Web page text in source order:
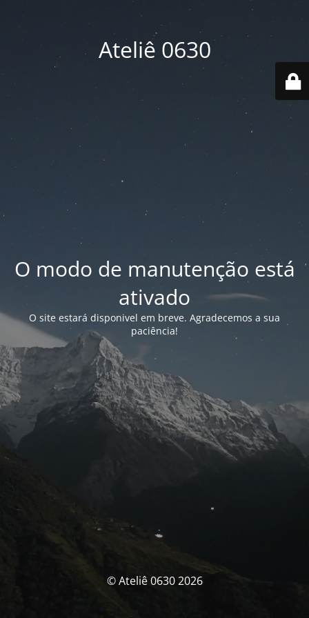
Ateliê 0630
O modo de manutenção está
ativado
O site estará disponivel em breve. Agradecemos a sua
paciência!
© Ateliê 0630 2026